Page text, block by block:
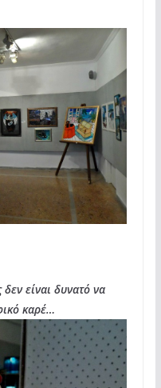
είναι δυνατό να
καρέ…